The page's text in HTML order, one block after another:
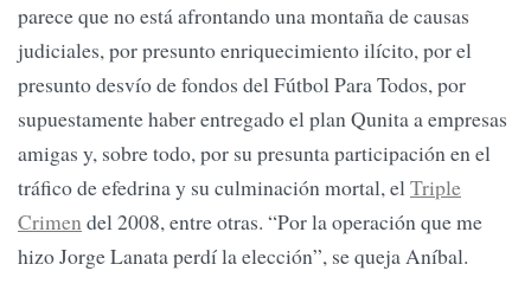
parece que no está afrontando una montaña de causas
judiciales, por presunto enriquecimiento ilícito, por el
presunto desvío de fondos del Fútbol Para Todos, por
supuestamente haber entregado el plan Qunita a empresas
amigas y, sobre todo, por su presunta participación en el
tráfico de efedrina y su culminación mortal, elTriple
Crimen del 2008, entre otras. “Por la operación que me
hizo Jorge Lanata perdí la elección”, se queja Aníbal.